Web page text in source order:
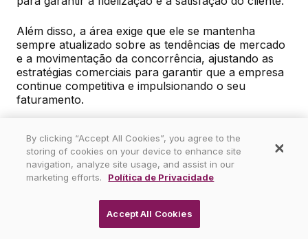
Além disso, a área exige que ele se mantenha
sempre atualizado sobre as tendências de mercado
e a movimentação da concorrência, ajustando as
estratégias comerciais para garantir que a empresa
continue competitiva e impulsionando o seu
faturamento.
Os desafios da profissão em Gestão
A profissão em Gestão Comercial possui desafios
By clicking “Accept All Cookies”, you agree to the
storing of cookies on your device to enhance site
navigation, analyze site usage, and assist in our
marketing efforts.
Política de Privacidade
Accept All Cookies